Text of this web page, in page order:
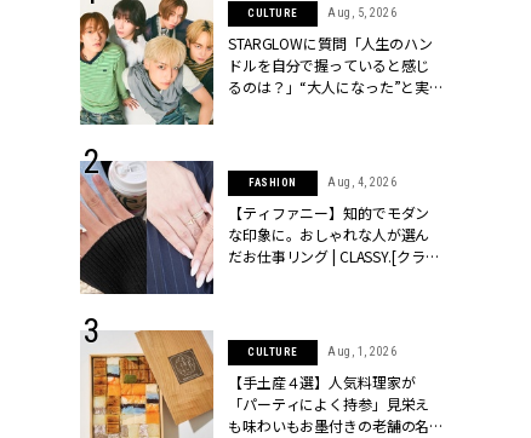
＆マナ
1つでも
CULTURE Aug, 5, 2026
STARGLOWに質問「人生のハン
ドルを自分で握っていると感じ
るのは？」“大️人になった”と実
FASHION Aug, 4, 2026
【ティファニー】知的でモダン
な印象に。おしゃれな人が選ん
だお仕事リング | CLASSY.[クラッ
CULTURE Aug, 1, 2026
【手土産４選】人気料理家が
「パーティによく持参」見栄え
も味わいもお墨付きの老舗の名